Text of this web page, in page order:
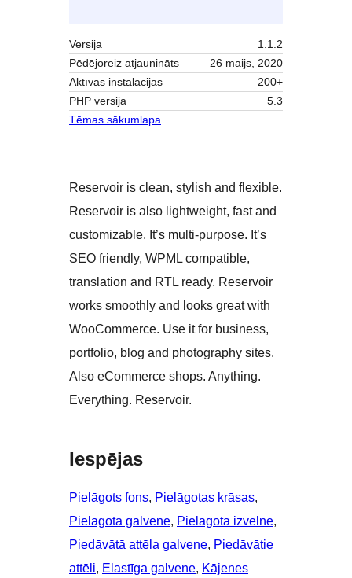
Versija
1.1.2
Pēdējoreiz atjaunināts
26 maijs, 2020
Aktīvas instalācijas
200+
PHP versija
5.3
Tēmas sākumlapa
Reservoir is clean, stylish and flexible.
Reservoir is also lightweight, fast and
customizable. It’s multi-purpose. It’s
SEO friendly, WPML compatible,
translation and RTL ready. Reservoir
works smoothly and looks great with
WooCommerce. Use it for business,
portfolio, blog and photography sites.
Also eCommerce shops. Anything.
Everything. Reservoir.
Iespējas
Pielāgots fons, Pielāgotas krāsas
Pielāgota galvene, Pielāgota izvēlne
Piedāvātā attēla galvene, Piedāvātie
attēli, Elastīga galvene, Kājenes